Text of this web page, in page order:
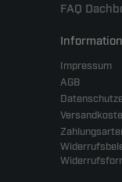
FAQ
Impressum
AGB